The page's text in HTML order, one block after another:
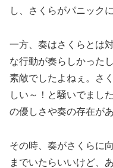
し、さくらがパニック
一方、奏はさくらとは
な行動が奏らしかった
素敵でしたよねぇ。さ
しい～！と騒いでまし
の優しさや奏の存在が
その時、奏がさくらに
までいたらいいけど、